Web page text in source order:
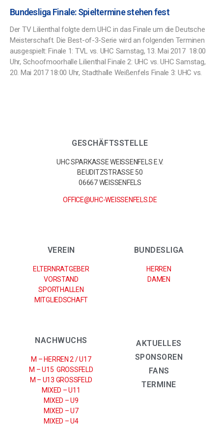
Bundesliga Finale: Spieltermine stehen fest
Der TV Lilienthal folgte dem UHC in das Finale um die Deutsche
Meisterschaft. Die Best-of-3-Serie wird an folgenden Terminen
ausgespielt: Finale 1: TVL vs. UHC Samstag, 13. Mai 2017 18:00
Uhr, Schoofmoorhalle Lilienthal Finale 2: UHC vs. UHC Samstag,
20. Mai 2017 18:00 Uhr, Stadthalle Weißenfels Finale 3: UHC vs.
GESCHÄFTSSTELLE
UHC SPARKASSE WEISSENFELS E.V.
BEUDITZSTRASSE 50
06667 WEISSENFELS
OFFICE@UHC-WEISSENFELS.DE
VEREIN
ELTERNRATGEBER
VORSTAND
SPORTHALLEN
MITGLIEDSCHAFT
BUNDESLIGA
HERREN
DAMEN
NACHWUCHS
M – HERREN 2 / U17
M – U15 GROSSFELD
M – U13 GROSSFELD
MIXED – U11
MIXED – U9
MIXED – U7
MIXED – U4
AKTUELLES
SPONSOREN
FANS
TERMINE